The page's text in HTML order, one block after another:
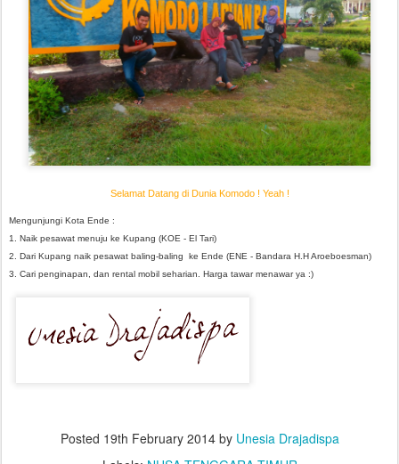
Selamat Datang di Dunia Komodo ! Yeah !
Mengunjungi Kota Ende :
1. Naik pesawat menuju ke Kupang (KOE - El Tari)
2. Dari Kupang naik pesawat baling-baling ke Ende (ENE - Bandara H.H Aroeboesman)
3. Cari penginapan, dan rental mobil seharian. Harga tawar menawar ya :)
Posted 19th February 2014by Unesia Drajadispa